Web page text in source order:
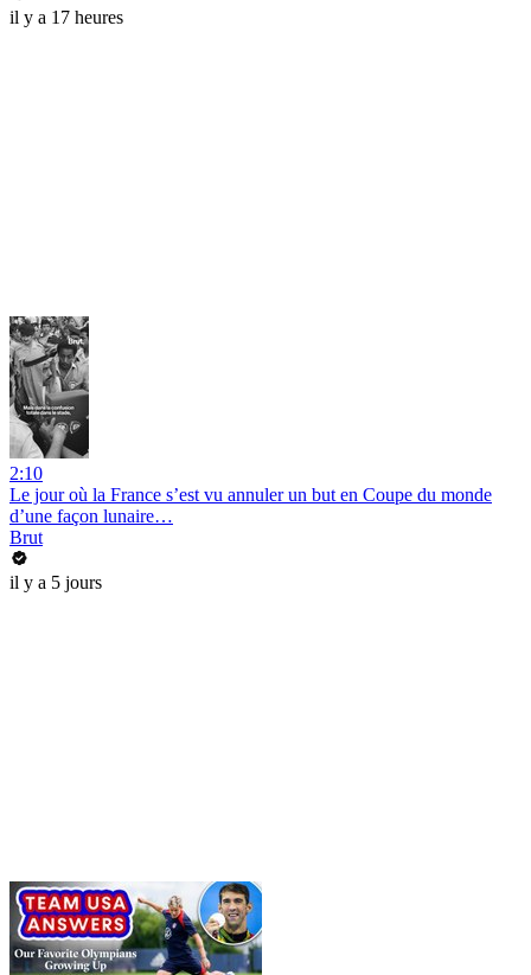
il y a 17 heures
2:10
Le jour où la France s’est vu annuler un but en Coupe du monde
d’une façon lunaire…
Brut
il y a 5 jours